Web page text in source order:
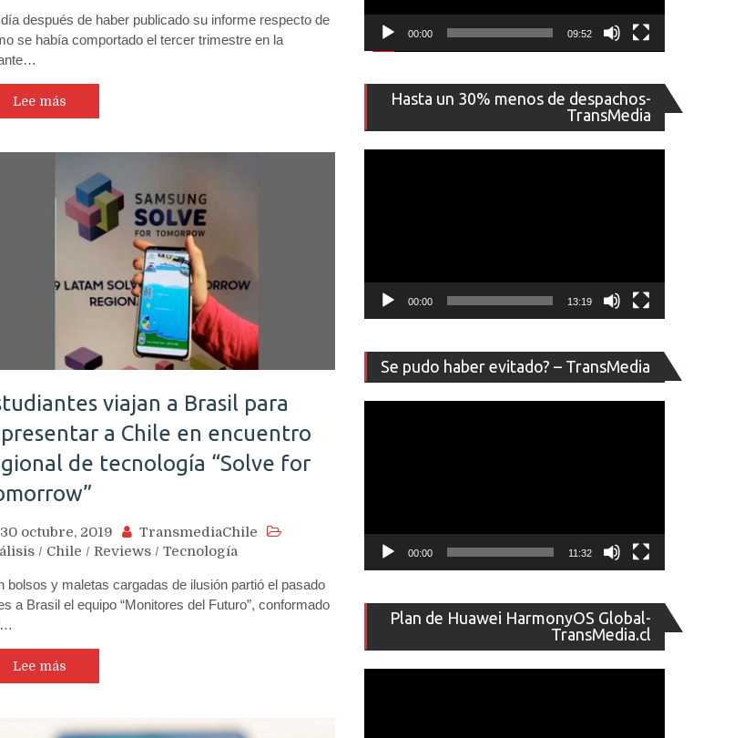
después de haber publicado su informe respecto de
se había comportado el tercer trimestre en la
Lee más
viajan a Brasil para
a Chile en encuentro
de tecnología “Solve for
30 octubre, 2019
TransmediaChile
/ Chile / Reviews / Tecnología
bolsos y maletas cargadas de ilusión partió el pasado
a Brasil el equipo “Monitores del Futuro”, conformado
Lee más
00:00 09:52
Hasta un 30% menos de despachos-
TransMedia
de
vídeo
00:00 13:19
Se pudo haber evitado? – TransMedia
de
vídeo
00:00 11:32
Plan de Huawei HarmonyOS Global-
TransMedia.cl
de
vídeo